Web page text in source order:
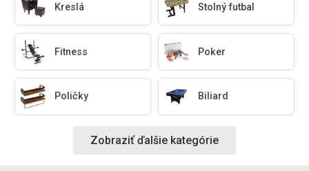
Kreslá Stolný futbal
Fitness Poker
Poličky Biliard
Zobraziť ďalšie kategórie